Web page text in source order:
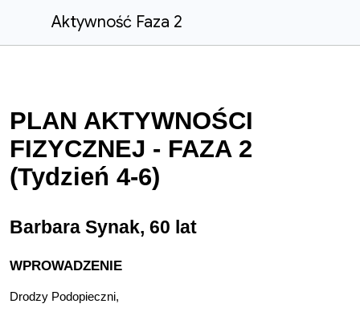
Aktywność Faza 2
PLAN AKTYWNOŚCI
FIZYCZNEJ - FAZA 2
(Tydzień 4-6)
Barbara Synak, 60 lat
WPROWADZENIE
Drodzy Podopieczni,